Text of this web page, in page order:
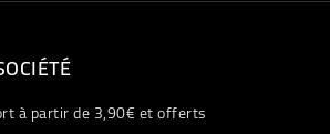
à partir de 3,90€ et offerts